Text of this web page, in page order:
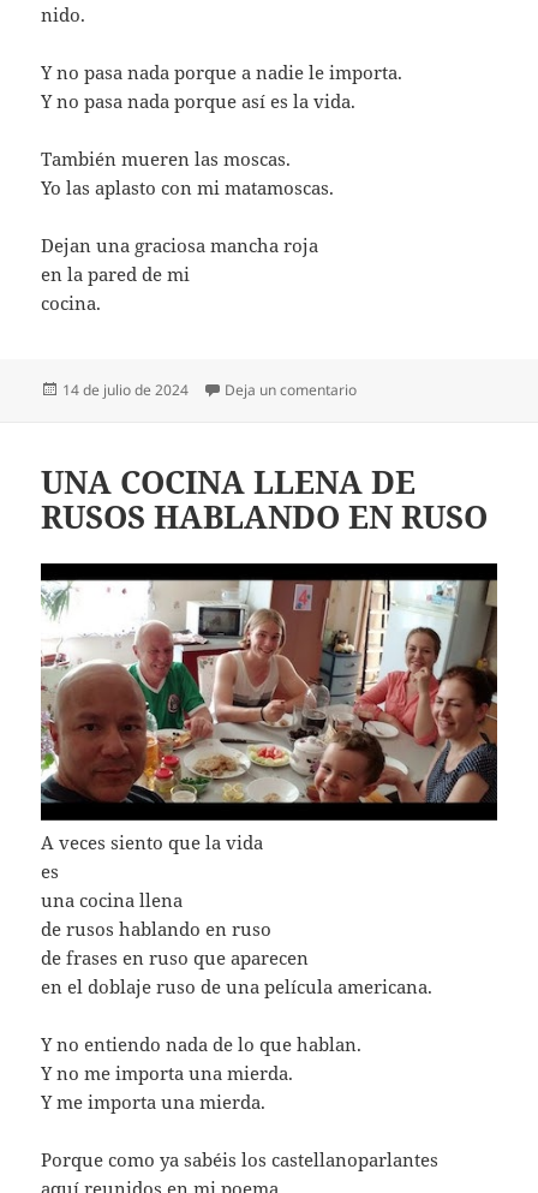
nido.
Y no pasa nada porque a nadie le importa.
Y no pasa nada porque así es la vida.
También mueren las moscas.
Yo las aplasto con mi matamoscas.
Dejan una graciosa mancha roja
en la pared de mi
cocina.
Publicado
14 de julio de 2024 Deja un comentarioen Y NO PASA NADA
UNA COCINA LLENA DE
RUSOS HABLANDO EN RUSO
A veces siento que la vida
es
una cocina llena
de rusos hablando en ruso
de frases en ruso que aparecen
en el doblaje ruso de una película americana.
Y no entiendo nada de lo que hablan.
Y no me importa una mierda.
Y me importa una mierda.
Porque como ya sabéis los castellanoparlantes
aquí reunidos en mi poema,